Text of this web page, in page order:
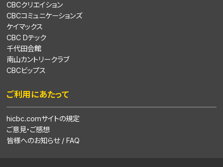
CBCクリエイション
CBCコミュニケーションズ
ケイマックス
CBC Dテック
千代田会館
南山カントリークラブ
CBCビップス
ご利用にあたって
hicbc.comサイトの規定
ご意見・ご感想
皆様へのお知らせ / FAQ